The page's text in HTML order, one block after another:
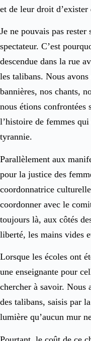
et de leur droit d’exister
Je ne pouvais pas
spectateur. C’est
descendue dans la rue
les talibans. Nous
bannières, nos chants,
nous étions confrontées
l’histoire de femmes
tyrannie.
Parallèlement aux
pour la justice des
coordonnatrice
coordonner avec le
toujours là, aux côtés
liberté, les mains vides
Lorsque les écoles ont
une enseignante pour
chercher à savoir. Nous
des talibans, saisis par
lumière qu’aucun mur